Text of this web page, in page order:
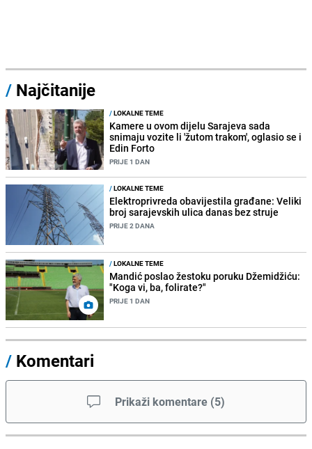
/ Najčitanije
/LOKALNE TEME
Kamere u ovom dijelu Sarajeva sada
snimaju vozite li 'žutom trakom', oglasio se i
Edin Forto
PRIJE 1 DAN
/LOKALNE TEME
Elektroprivreda obavijestila građane: Veliki
broj sarajevskih ulica danas bez struje
PRIJE 2 DANA
/LOKALNE TEME
Mandić poslao žestoku poruku Džemidžiću:
"Koga vi, ba, folirate?"
PRIJE 1 DAN
/ Komentari
Prikaži komentare (5)